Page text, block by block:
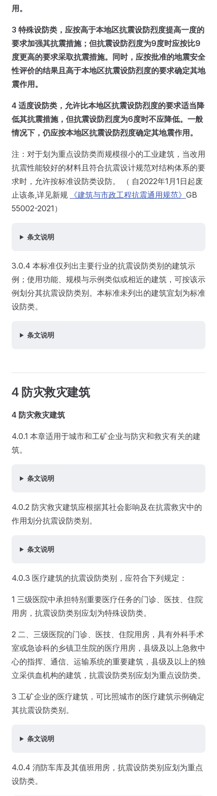
用。
3 特殊设防类，应按高于本地区抗震设防烈度提高一度的
要求加强其抗震措施；但抗震设防烈度为9度时应按比9
度更高的要求采取抗震措施。同时，应按批准的地震安全
性评价的结果且高于本地区抗震设防烈度的要求确定其地
震作用。
4 适度设防类，允许比本地区抗震设防烈度的要求适当降
低其抗震措施，但抗震设防烈度为6度时不应降低。一般
情况下，仍应按本地区抗震设防烈度确定其地震作用。
注：对于划为重点设防类而规模很小的工业建筑，当改用
抗震性能较好的材料且符合抗震设计规范对结构体系的要
求时，允许按标准设防类设防。 （ 自2022年1月1日起废
止该条,详见新规
《建筑与市政工程抗震通用规范》 GB
55002-2021）
条文说明
3.0.4 本标准仅列出主要行业的抗震设防类别的建筑示
例；使用功能、规模与示例类似或相近的建筑，可按该示
例划分其抗震设防类别。本标准未列出的建筑宜划为标准
设防类。
条文说明
4 防灾救灾建筑
4 防灾救灾建筑
4.0.1 本章适用于城市和工矿企业与防灾和救灾有关的建
筑。
条文说明
4.0.2 防灾救灾建筑应根据其社会影响及在抗震救灾中的
作用划分抗震设防类别。
条文说明
4.0.3 医疗建筑的抗震设防类别，应符合下列规定：
1 三级医院中承担特别重要医疗任务的门诊、医技、住院
用房，抗震设防类别应划为特殊设防类。
2 二、三级医院的门诊、医技、住院用房，具有外科手术
室或急诊科的乡镇卫生院的医疗用房，县级及以上急救中
心的指挥、通信、运输系统的重要建筑，县级及以上的独
立采供血机构的建筑，抗震设防类别应划为重点设防类。
3 工矿企业的医疗建筑，可比照城市的医疗建筑示例确定
其抗震设防类别。
条文说明
4.0.4 消防车库及其值班用房，抗震设防类别应划为重点
设防类。